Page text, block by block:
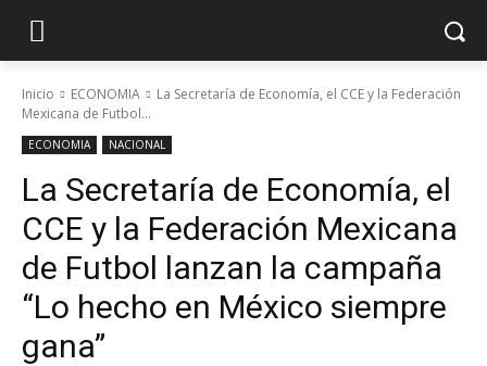
Inicio ECONOMIA
La Secretaría de Economía, el CCE y la Federación
Mexicana de Futbol...
ECONOMIA NACIONAL
La Secretaría de Economía, el
CCE y la Federación Mexicana
de Futbol lanzan la campaña
“Lo hecho en México siempre
gana”